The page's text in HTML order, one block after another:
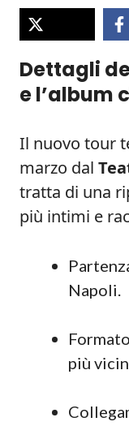
Dettagli
e l’album
Il nuovo tour
marzo dal
tratta di una
più intimi e
Napoli.
più